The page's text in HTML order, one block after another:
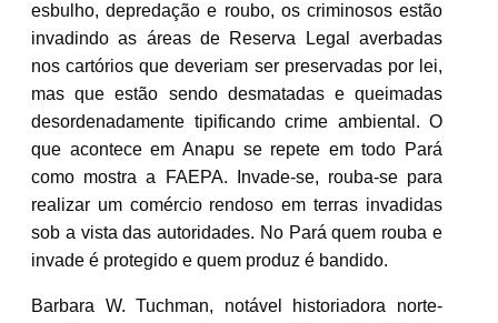
esbulho, depredação e roubo, os criminosos estão
invadindo as áreas de Reserva Legal averbadas
nos cartórios que deveriam ser preservadas por lei,
mas que estão sendo desmatadas e queimadas
desordenadamente tipificando crime ambiental. O
que acontece em Anapu se repete em todo Pará
como mostra a FAEPA. Invade-se, rouba-se para
realizar um comércio rendoso em terras invadidas
sob a vista das autoridades. No Pará quem rouba e
invade é protegido e quem produz é bandido.
Barbara W. Tuchman, notável historiadora norte-